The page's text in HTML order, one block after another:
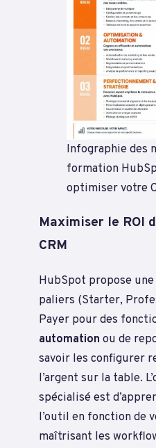
Infographie des
formation
optimiser votre
Maximiser le ROI
CRM
HubSpot propose
paliers (Starter,
Payer pour des
automation ou de
savoir les configurer
l’argent sur la table.
spécialisé est
l’outil en fonction de
maîtrisant les